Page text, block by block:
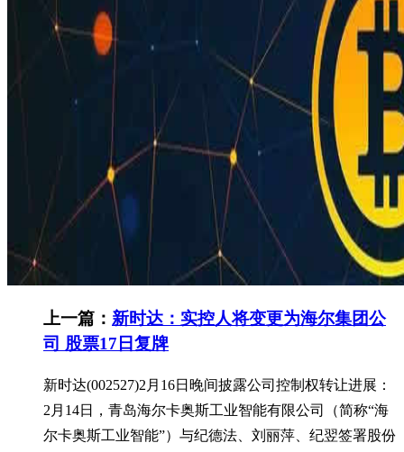
上一篇： 新时达：实控人将变更为海尔集团公
司 股票17日复牌
新时达(002527)2月16日晚间披露公司控制权转让进展：
2月14日，青岛海尔卡奥斯工业智能有限公司（简称“海
尔卡奥斯工业智能”）与纪德法、刘丽萍、纪翌签署股份